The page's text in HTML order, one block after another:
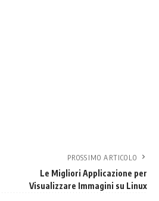
PROSSIMO ARTICOLO
Le Migliori Applicazione per
Visualizzare Immagini su Linux